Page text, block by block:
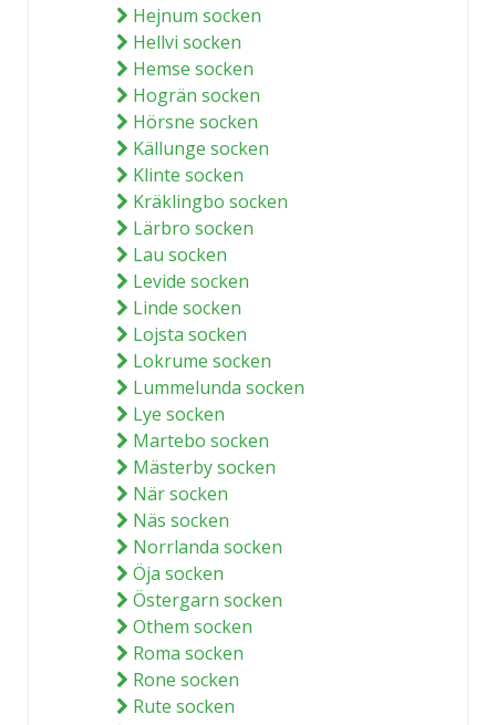
Hejnum socken
Hellvi socken
Hemse socken
Hogrän socken
Hörsne socken
Källunge socken
Klinte socken
Kräklingbo socken
Lärbro socken
Lau socken
Levide socken
Linde socken
Lojsta socken
Lokrume socken
Lummelunda socken
Lye socken
Martebo socken
Mästerby socken
När socken
Näs socken
Norrlanda socken
Öja socken
Östergarn socken
Othem socken
Roma socken
Rone socken
Rute socken